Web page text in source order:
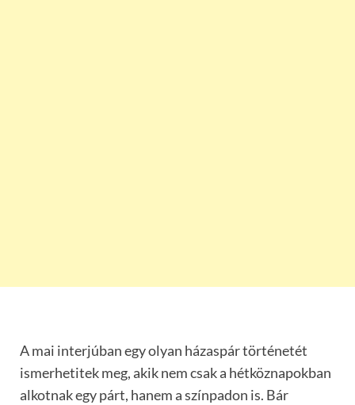
A mai interjúban egy olyan házaspár történetét
ismerhetitek meg, akik nem csak a hétköznapokban
alkotnak egy párt, hanem a színpadon is. Bár